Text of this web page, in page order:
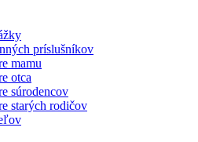
príslušníkov
mamu
otca
súrodencov
starých rodičov